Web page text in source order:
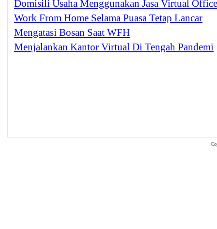
Domisili Usaha Menggunakan Jasa Virtual Office
Work From Home Selama Puasa Tetap Lancar
Mengatasi Bosan Saat WFH
Menjalankan Kantor Virtual Di Tengah Pandemi